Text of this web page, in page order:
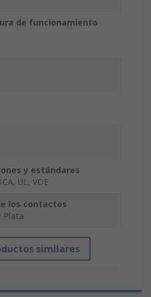
de funcionamiento
y estándares
UL, VDE
los contactos
Plata
similares